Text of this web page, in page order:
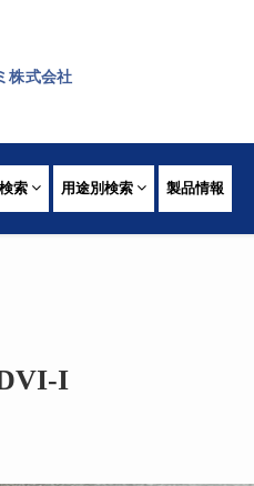
株式会社
索 用途別検索 製品情報
I